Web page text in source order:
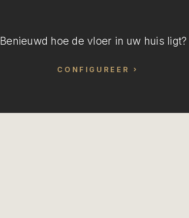
Benieuwd hoe de vloer in uw huis ligt?
CONFIGUREER